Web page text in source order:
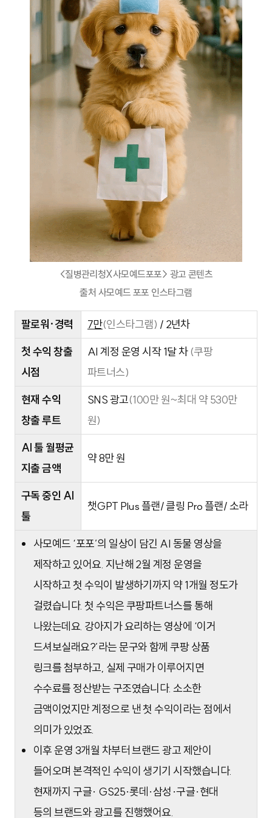
<질병관리청X사모예드포포> 광고 콘텐츠
출처 사모예드 포포 인스타그램
팔로워·경력 7만(인스타그램) / 2년차
첫 수익 창출
시점
AI 계정 운영 시작 1달 차(쿠팡
파트너스)
현재 수익
창출 루트
SNS 광고(100만 원~최대 약 530만
원)
AI 툴 월평균
지출 금액
약 8만 원
구독 중인 AI
툴
챗GPT Plus 플랜/ 클링 Pro 플랜/ 소라
사모예드 ‘포포’의 일상이 담긴 AI 동물 영상을
제작하고 있어요. 지난해 2월 계정 운영을
시작하고 첫 수익이 발생하기까지 약 1개월 정도가
걸렸습니다. 첫 수익은 쿠팡파트너스를 통해
나왔는데요. 강아지가 요리하는 영상에 ‘이거
드셔보실래요?’라는 문구와 함께 쿠팡 상품
링크를 첨부하고, 실제 구매가 이루어지면
수수료를 정산받는 구조였습니다. 소소한
금액이었지만 계정으로 낸 첫 수익이라는 점에서
의미가 있었죠.
이후 운영 3개월 차부터 브랜드 광고 제안이
들어오며 본격적인 수익이 생기기 시작했습니다.
현재까지 구글· GS25·롯데·삼성·구글·현대
등의 브랜드와 광고를 진행했어요.